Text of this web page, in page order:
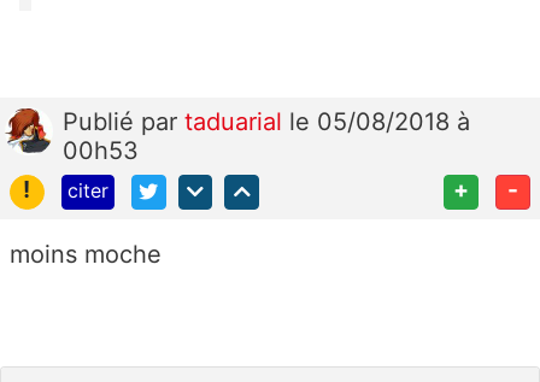
Publié par taduarial le 05/08/2018 à
00h53
!
citer + -
moins moche